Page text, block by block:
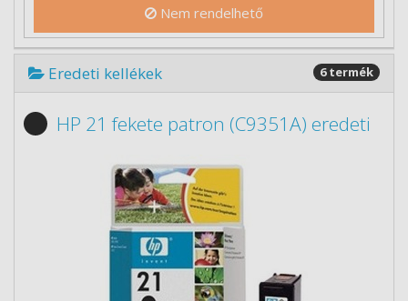
Nem rendelhető
Eredeti kellékek 6 termék
HP 21 fekete patron (C9351A) eredeti